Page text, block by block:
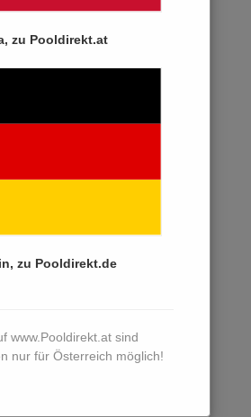
zu Pooldirekt.at
zu Pooldirekt.de
www.Pooldirekt.at sind
nur für Österreich möglich!
Innenhüllen
Rohre, Fittings
Gegenschwimmanlagen
Einbauteile
Skimmer